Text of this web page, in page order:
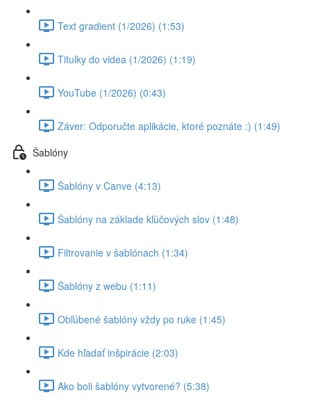
Text gradient (1/2026) (1:53)
Titulky do videa (1/2026) (1:19)
YouTube (1/2026) (0:43)
Záver: Odporučte aplikácie, ktoré poznáte :) (1:49)
Šablóny
Šablóny v Canve (4:13)
Šablóny na základe kľúčových slov (1:48)
Filtrovanie v šablónach (1:34)
Šablóny z webu (1:11)
Obľúbené šablóny vždy po ruke (1:45)
Kde hľadať inšpirácie (2:03)
Ako boli šablóny vytvorené? (5:38)